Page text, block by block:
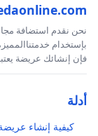
نحن نقدم استضافة
بإستخدام
فإن إنشائك عريضة
أدلة
كيفية إنشاء